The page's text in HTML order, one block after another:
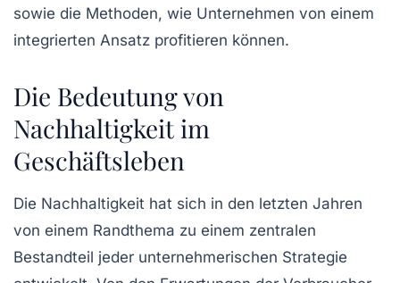
sowie die Methoden, wie Unternehmen von einem
integrierten Ansatz profitieren können.
Die Bedeutung von
Nachhaltigkeit im
Geschäftsleben
Die Nachhaltigkeit hat sich in den letzten Jahren
von einem Randthema zu einem zentralen
Bestandteil jeder unternehmerischen Strategie